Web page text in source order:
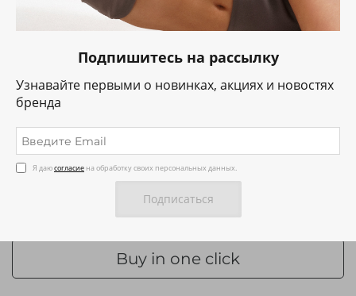
L
3 600 ₽
Add to cart
Buy in one click
Подпишитесь на рассылку
Узнавайте первыми о новинках, акциях и новостях
бренда
Я даюсогласие на обработку своих персональных данных.